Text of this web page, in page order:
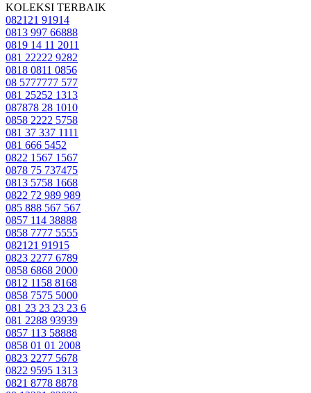
KOLEKSI TERBAIK
082121 91914
0813 997 66888
0819 14 11 2011
081 22222 9282
0818 0811 0856
08 5777777 577
081 25252 1313
087878 28 1010
0858 2222 5758
081 37 337 1111
081 666 5452
0822 1567 1567
0878 75 737475
0813 5758 1668
0822 72 989 989
085 888 567 567
0857 114 38888
0858 7777 5555
082121 91915
0823 2277 6789
0858 6868 2000
0812 1158 8168
0858 7575 5000
081 23 23 23 23 6
081 2288 93939
0857 113 58888
0858 01 01 2008
0823 2277 5678
0822 9595 1313
0821 8778 8878